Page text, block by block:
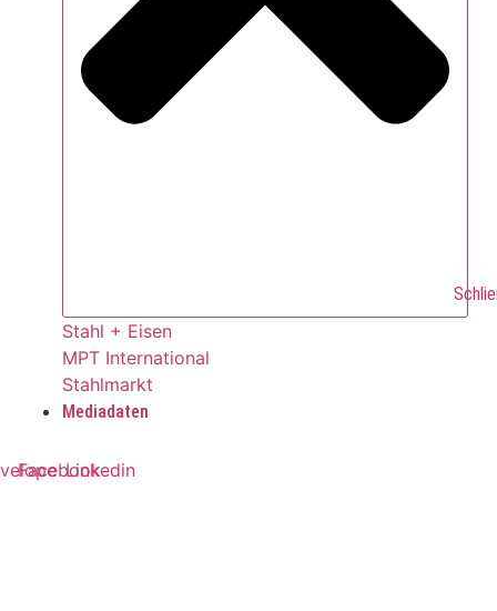
Stahl + Eisen
MPT International
Stahlmarkt
Mediadaten
FacebookLinkedin